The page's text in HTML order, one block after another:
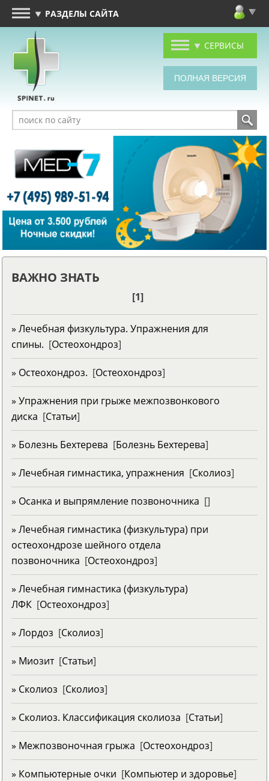
РАЗДЕЛЫ САЙТА
СЕРВИСЫ
ВАЖНО ЗНАТЬ
[1]
» Лечебная физкультура. Упражнения для
спины. [Остеохондроз]
» Остеохондроз. [Остеохондроз]
» Упражнения при грыже межпозвонкового
диска [Статьи]
» Болезнь Бехтерева [Болезнь Бехтерева]
» Лечебная гимнастика, упражнения [Сколиоз]
» Осанка и выпрямление позвоночника []
» Лечебная гимнастика (физкультура) при
остеохондрозе шейного отдела
позвоночника [Остеохондроз]
» Лечебная гимнастика (физкультура)
ЛФК [Остеохондроз]
» Лордоз [Сколиоз]
» Миозит[Статьи]
» Сколиоз [Сколиоз]
» Сколиоз. Классификация сколиоза [Статьи]
» Межпозвоночная грыжа [Остеохондроз]
» Компьютерные очки [Компьютер и здоровье]